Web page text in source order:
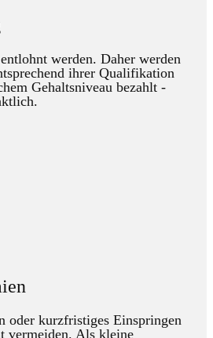
werden. Daher werden
ihrer Qualifikation
Gehaltsniveau bezahlt -
oder kurzfristiges Einspringen
vermeiden. Als kleine